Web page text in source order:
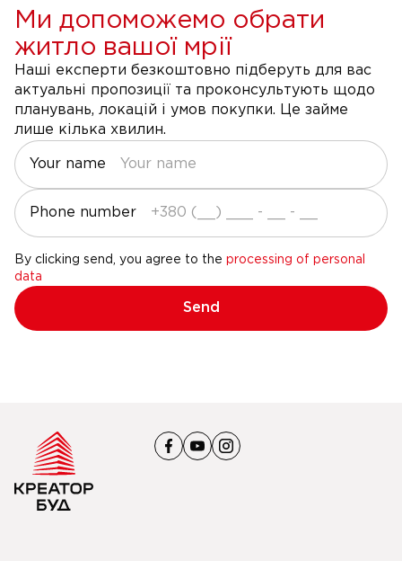
Ми допоможемо обрати
житло вашої мрії
Наші експерти безкоштовно підберуть для вас
актуальні пропозиції та проконсультують щодо
планувань, локацій і умов покупки. Це займе
лише кілька хвилин.
Your name
Phone number
By clicking send, you agree to the processing of personal
data
Send